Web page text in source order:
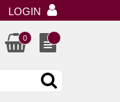
LOGIN
0